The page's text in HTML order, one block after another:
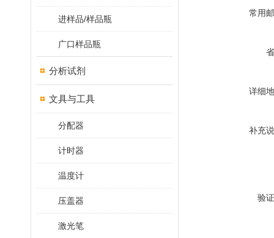
进样品/样品瓶
广口样品瓶
分析试剂
文具与工具
分配器
计时器
温度计
压盖器
激光笔
常用
详细
补充
验